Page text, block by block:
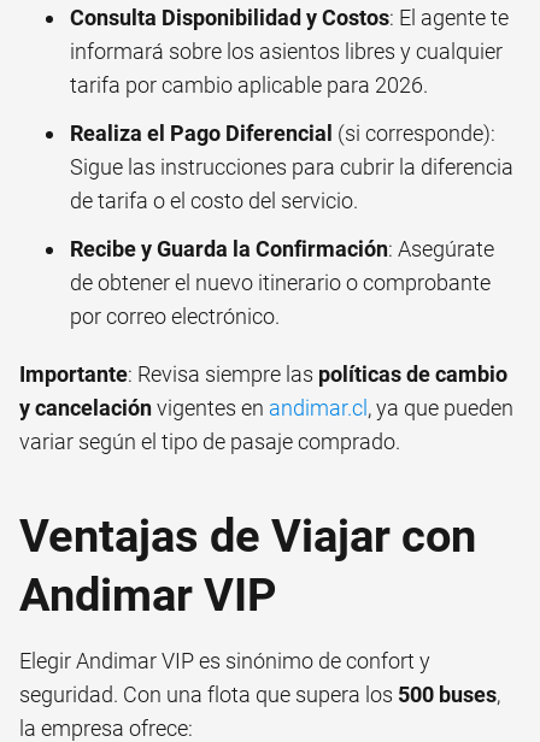
Consulta Disponibilidad y Costos: El agente te
informará sobre los asientos libres y cualquier
tarifa por cambio aplicable para 2026.
Realiza el Pago Diferencial (si corresponde):
Sigue las instrucciones para cubrir la diferencia
de tarifa o el costo del servicio.
Recibe y Guarda la Confirmación: Asegúrate
de obtener el nuevo itinerario o comprobante
por correo electrónico.
Importante: Revisa siempre las políticas de cambio
y cancelaciónvigentes en andimar.cl, ya que pueden
variar según el tipo de pasaje comprado.
Ventajas de Viajar con
Andimar VIP
Elegir Andimar VIP es sinónimo de confort y
seguridad. Con una flota que supera los 500 buses,
la empresa ofrece: